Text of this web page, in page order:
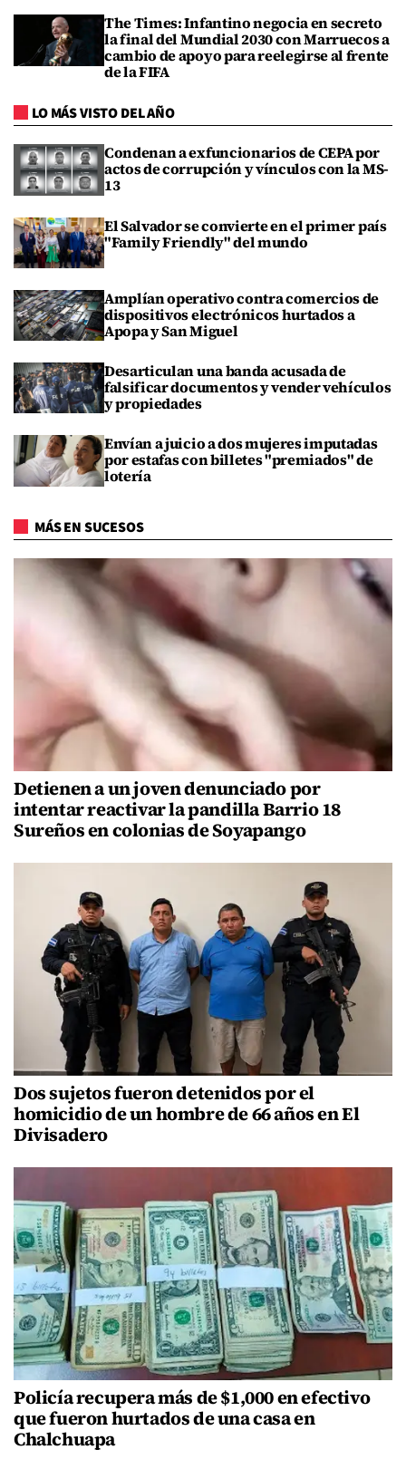
The Times: Infantino negocia en secreto
la final del Mundial 2030 con Marruecos a
cambio de apoyo para reelegirse al frente
de la FIFA
LO MÁS VISTO DEL AÑO
Condenan a exfuncionarios de CEPA por
actos de corrupción y vínculos con la MS-
13
El Salvador se convierte en el primer país
"Family Friendly" del mundo
Amplían operativo contra comercios de
dispositivos electrónicos hurtados a
Apopa y San Miguel
Desarticulan una banda acusada de
falsificar documentos y vender vehículos
y propiedades
Envían a juicio a dos mujeres imputadas
por estafas con billetes "premiados" de
lotería
MÁS EN SUCESOS
Detienen a un joven denunciado por
intentar reactivar la pandilla Barrio 18
Sureños en colonias de Soyapango
Dos sujetos fueron detenidos por el
homicidio de un hombre de 66 años en El
Divisadero
Policía recupera más de $1,000 en efectivo
que fueron hurtados de una casa en
Chalchuapa